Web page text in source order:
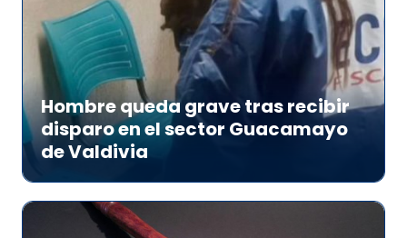
Hombre queda grave tras recibir
disparo en el sector Guacamayo
de Valdivia